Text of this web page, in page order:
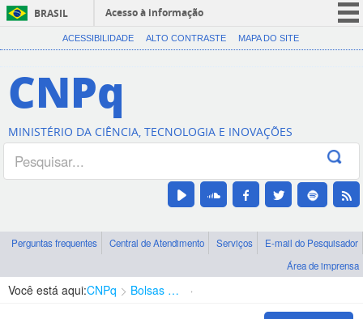
BRASIL
Acesso à informação
CORONAVÍRUS (COVID-19)
Canais
ACESSIBILIDADE ALTO CONTRASTE MAPA DO SITE
CNPq
MINISTÉRIO DA CIÊNCIA, TECNOLOGIA E INOVAÇÕES
Perguntas frequentes Central de Atendimento Serviços
E-mail do Pesquisador
Área de imprensa
Você está aqui:CNPq Bolsas e Auxílios Vigentes